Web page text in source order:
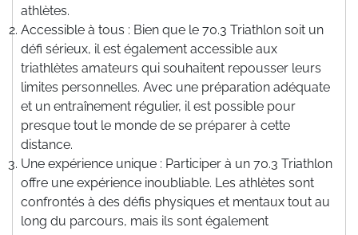
athlètes.
Accessible à tous : Bien que le 70.3 Triathlon soit un
défi sérieux, il est également accessible aux
triathlètes amateurs qui souhaitent repousser leurs
limites personnelles. Avec une préparation adéquate
et un entraînement régulier, il est possible pour
presque tout le monde de se préparer à cette
distance.
Une expérience unique : Participer à un 70.3 Triathlon
offre une expérience inoubliable. Les athlètes sont
confrontés à des défis physiques et mentaux tout au
long du parcours, mais ils sont également